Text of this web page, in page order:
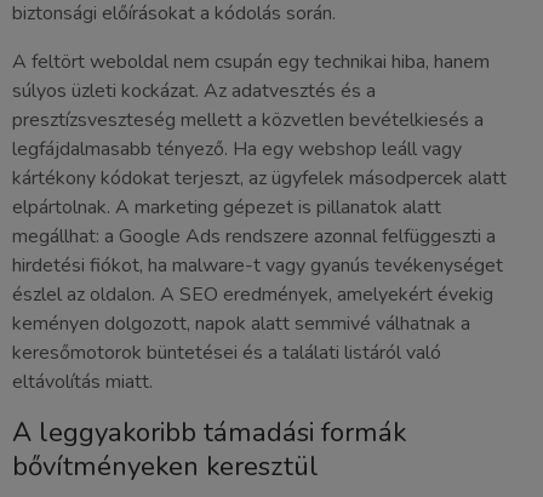
biztonsági előírásokat a kódolás során.
A feltört weboldal nem csupán egy technikai hiba, hanem
súlyos üzleti kockázat. Az adatvesztés és a
presztízsveszteség mellett a közvetlen bevételkiesés a
legfájdalmasabb tényező. Ha egy webshop leáll vagy
kártékony kódokat terjeszt, az ügyfelek másodpercek alatt
elpártolnak. A marketing gépezet is pillanatok alatt
megállhat: a Google Ads rendszere azonnal felfüggeszti a
hirdetési fiókot, ha malware-t vagy gyanús tevékenységet
észlel az oldalon. A SEO eredmények, amelyekért évekig
keményen dolgozott, napok alatt semmivé válhatnak a
keresőmotorok büntetései és a találati listáról való
eltávolítás miatt.
A leggyakoribb támadási formák
bővítményeken keresztül